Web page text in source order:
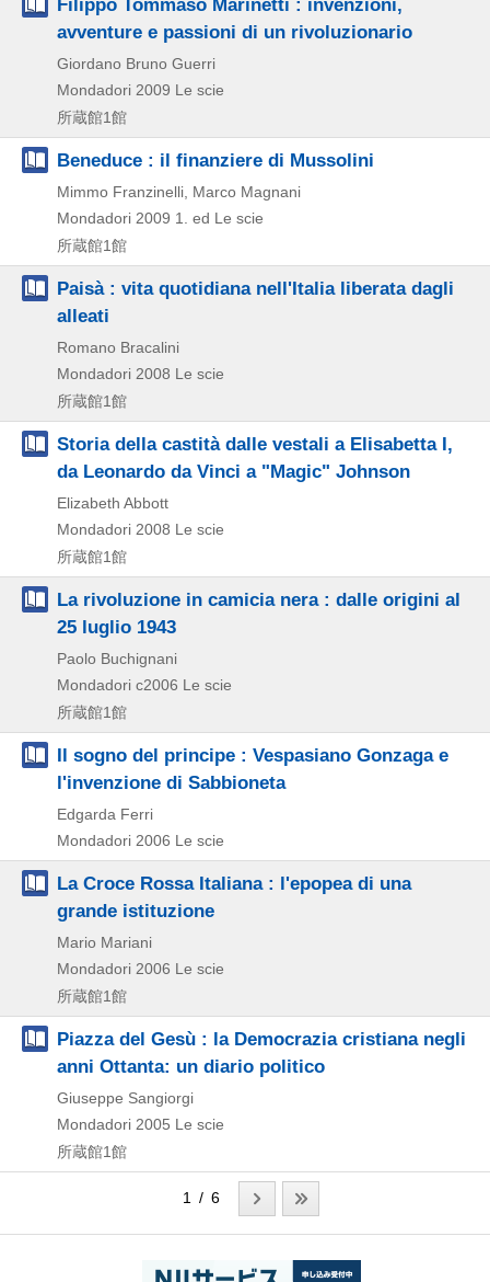
avventure e passioni di un rivoluzionario
Giordano Bruno Guerri
Mondadori 2009 Le scie
所蔵館1館
Beneduce : il finanziere di Mussolini
Mimmo Franzinelli, Marco Magnani
Mondadori 2009 1. ed Le scie
所蔵館1館
Paisà : vita quotidiana nell'Italia liberata dagli
alleati
Romano Bracalini
Mondadori 2008 Le scie
所蔵館1館
Storia della castità dalle vestali a Elisabetta I,
da Leonardo da Vinci a "Magic" Johnson
Elizabeth Abbott
Mondadori 2008 Le scie
所蔵館1館
La rivoluzione in camicia nera : dalle origini al
25 luglio 1943
Paolo Buchignani
Mondadori c2006 Le scie
所蔵館1館
Il sogno del principe : Vespasiano Gonzaga e
l'invenzione di Sabbioneta
Edgarda Ferri
Mondadori 2006 Le scie
La Croce Rossa Italiana : l'epopea di una
grande istituzione
Mario Mariani
Mondadori 2006 Le scie
所蔵館1館
Piazza del Gesù : la Democrazia cristiana negli
anni Ottanta: un diario politico
Giuseppe Sangiorgi
Mondadori 2005 Le scie
所蔵館1館
1 / 6